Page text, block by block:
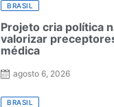
BRASIL
Projeto cria política
valorizar
médica
agosto 6, 2026
BRASIL